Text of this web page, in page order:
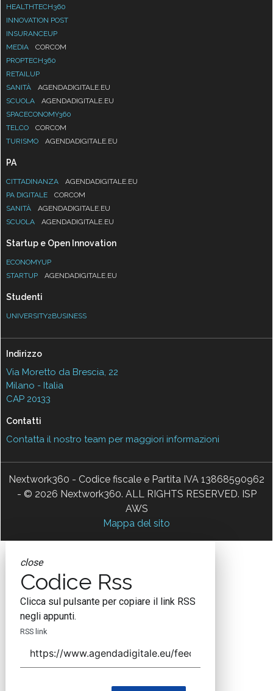
HEALTHTECH360
INNOVATION POST
INSURANCEUP
MEDIA
CORCOM
PROPTECH360
RETAILUP
SANITÀ
AGENDADIGITALE.EU
SCUOLA
AGENDADIGITALE.EU
SPACECONOMY360
TELCO
CORCOM
TURISMO
AGENDADIGITALE.EU
PA
CITTADINANZA
AGENDADIGITALE.EU
PA DIGITALE
CORCOM
SANITÀ
AGENDADIGITALE.EU
SCUOLA
AGENDADIGITALE.EU
Startup e Open Innovation
ECONOMYUP
STARTUP
AGENDADIGITALE.EU
Studenti
UNIVERSITY2BUSINESS
Indirizzo
Via Moretto da Brescia, 22
Milano - Italia
CAP 20133
Contatti
Contatta il nostro team per maggiori informazioni
Nextwork360 - Codice fiscale e Partita IVA 13868590962
- © 2026 Nextwork360. ALL RIGHTS RESERVED. ISP
AWS
Mappa del sito
close
Codice Rss
Clicca sul pulsante per copiare il link RSS
negli appunti.
RSS link